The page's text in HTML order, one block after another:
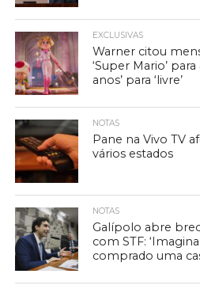
EXCLUSIVAS
Warner citou
‘Super Mario’
anos’ para ‘livre’
NOTAS
Pane na Vivo TV
vários estados
NOTAS
Galípolo abre
com STF:
comprado uma